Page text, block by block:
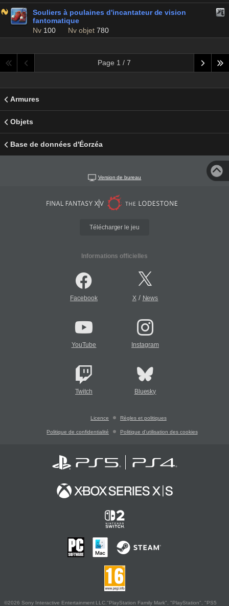
Souliers à poulaines d'incantateur de vision
fantomatique
Nv 100 Nv objet 780
Page 1 / 7
Armures
Objets
Base de données d'Éorzéa
Version de bureau
Télécharger le jeu
Informations officielles
Facebook X/ News
YouTube Instagram
Twitch Bluesky
Licence Règles et politiques
Politique de confidentialité Politique d'utilisation des cookies
©2026 Sony Interactive Entertainment LLC."PlayStation Family Mark", "PlayStation", "PS5